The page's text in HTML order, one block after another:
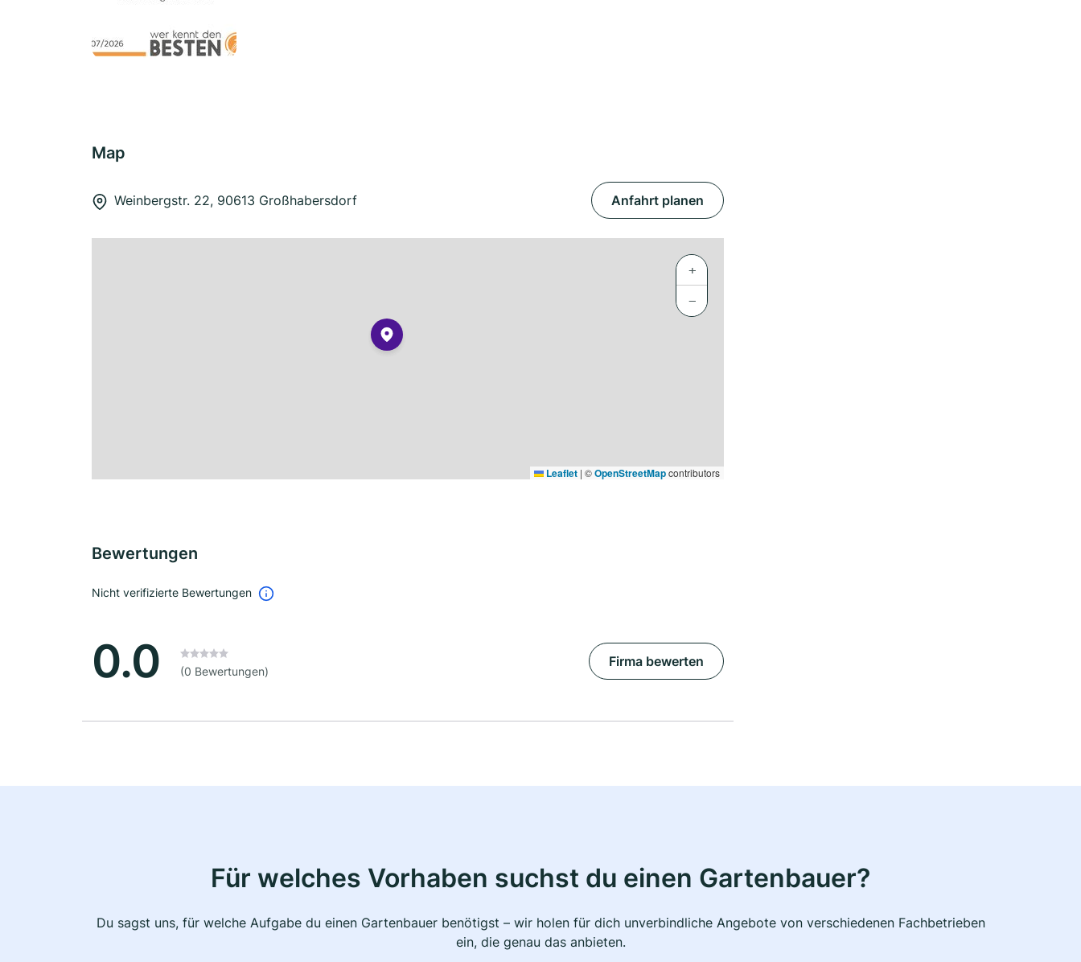
Map
Weinbergstr. 22, 90613 Großhabersdorf Anfahrt planen
+
−
Leaflet | ©OpenStreetMapcontributors
Bewertungen
Nicht verifizierte Bewertungen
0.0 (0 Bewertungen)
Firma bewerten
Für welches Vorhaben suchst du einen Gartenbauer?
Du sagst uns, für welche Aufgabe du einen Gartenbauer benötigst – wir holen für dich unverbindliche Angebote von verschiedenen Fachbetrieben
ein, die genau das anbieten.